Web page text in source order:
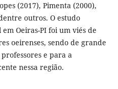
(2017), Pimenta (2000),
outros. O estudo
Oeiras-PI foi um viés de
oeirenses, sendo de grande
e para a
nessa região.